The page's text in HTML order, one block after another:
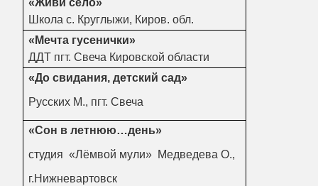
«Живи село»
Школа с. Круглыжи, Киров. обл.
«Мечта гусенички»
ДДТ пгт. Свеча Кировской области
«До свидания, детский сад»
Русских М., пгт. Свеча
«Сон в летнюю…день»
студия «Лёмвой мули» Медведева О.,
г.Нижневартовск